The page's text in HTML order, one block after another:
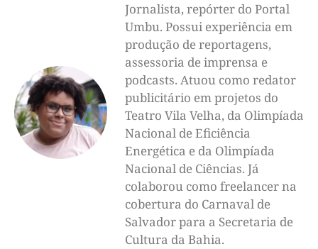
Jornalista, repórter do Portal
Umbu. Possui experiência em
produção de reportagens,
assessoria de imprensa e
podcasts. Atuou como redator
publicitário em projetos do
Teatro Vila Velha, da Olimpíada
Nacional de Eficiência
Energética e da Olimpíada
Nacional de Ciências. Já
colaborou como freelancer na
cobertura do Carnaval de
Salvador para a Secretaria de
Cultura da Bahia.